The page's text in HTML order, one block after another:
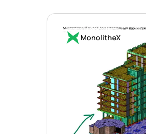
MonolitheX